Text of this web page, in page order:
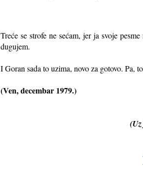
Treće se strofe ne sećam, jer ja svoje
dugujem.
I Goran sada to uzima, novo za gotovo. Pa,
(Ven, decembar 1979.)